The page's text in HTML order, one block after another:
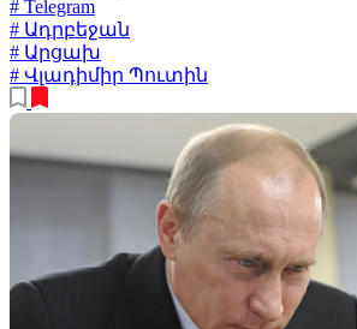
# Telegram
# Ադրբեջան
# Արցախ
# Վլադիմիր Պուտին